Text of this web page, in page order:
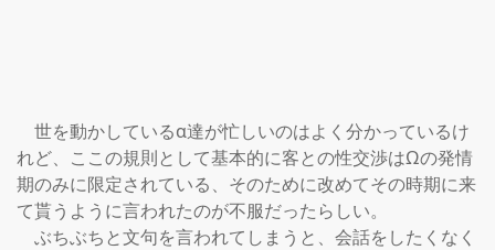
世を動かしているα達が忙しいのはよく分かっているけ
れど、ここの規則として基本的に客との性交渉はΩの発情
期のみに限定されている、そのために改めてその時期に来
て貰うように言われたのが不服だったらしい。
ぶちぶちと文句を言われてしまうと、会話をしたくなく